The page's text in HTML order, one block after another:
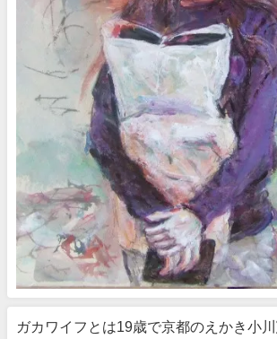
ガカワイフとは19歳で京都のえかき小